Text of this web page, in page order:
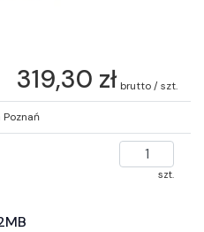
319,30 zł brutto / szt.
Poznań
szt.